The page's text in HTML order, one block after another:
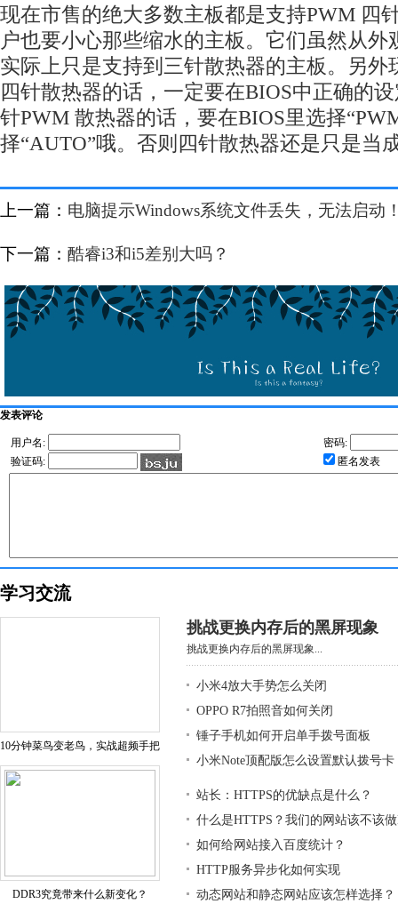
现在市售的绝大多数主板都是支持PWM 四
户也要小心那些缩水的主板。它们虽然从外
实际上只是支持到三针散热器的主板。另外
四针散热器的话，一定要在BIOS中正确的
针PWM 散热器的话，要在BIOS里选择
择“AUTO”哦。否则四针散热器还是只是当
上一篇： 电脑提示Windows系统文件丢失，无法启动
下一篇： 酷睿i3和i5差别大吗？
发表评论
用户名:
密码:
验证码:
匿名发表
学习交流
10分钟菜鸟变老鸟，实战超频手把
DDR3究竟带来什么新变化？
挑战更换内存后的黑屏现象
挑战更换内存后的黑屏现象...
小米4放大手势怎么关闭
OPPO R7拍照音如何关闭
锤子手机如何开启单手拨号面板
小米Note顶配版怎么设置默认拨号卡
站长：HTTPS的优缺点是什么？
什么是HTTPS？我们的网站该不该
如何给网站接入百度统计？
HTTP服务异步化如何实现
动态网站和静态网站应该怎样选择？